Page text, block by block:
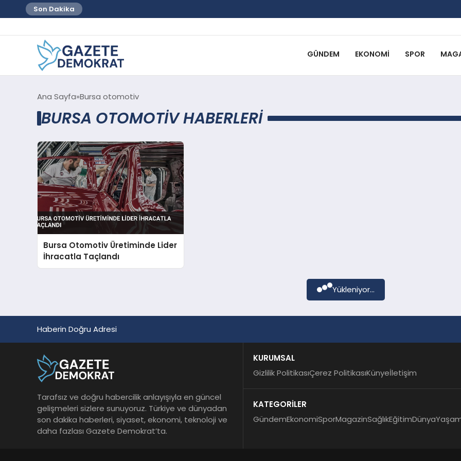
Son Dakika
GÜNDEM EKONOMI SPOR
Ana Sayfa Bursa otomotiv
BURSA OTOMOTIV HABERLERI
Bursa Otomotiv Üretiminde Lider
İhracatla Taçlandı
Yükleniyor...
Haberin Doğru Adresi
Tarafsız ve doğru habercilik anlayışıyla en güncel
gelişmeleri sizlere sunuyoruz. Türkiye ve dünyadan
son dakika haberleri, siyaset, ekonomi, teknoloji ve
daha fazlası Gazete Demokrat’ta.
KURUMSAL
Gizlilik PolitikasıÇerez PolitikasıKünyeİletişim
KATEGORİLER
GündemEkonomiSporMagazinSağlıkEğitimDünya